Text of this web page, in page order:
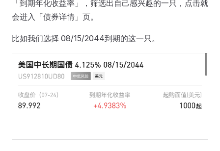
「到期年化收益率」，筛选出自己感兴趣的一只，点击就
会进入「债券详情」页。
比如我们选择 08/15/2044到期的这一只。